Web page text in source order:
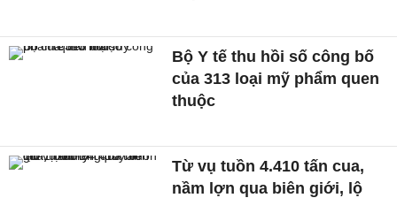
Bộ Y tế thu hồi số công bố
của 313 loại mỹ phẩm quen
thuộc
Từ vụ tuồn 4.410 tấn cua,
nầm lợn qua biên giới, lộ